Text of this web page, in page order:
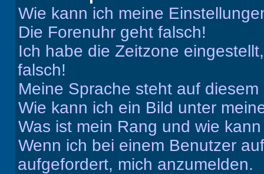
Wie kann ich meine
Die Forenuhr geht falsch!
Ich habe die Zeitzone
falsch!
Meine Sprache steht auf
Wie kann ich ein Bild unter
Was ist mein Rang und wie
Wenn ich bei einem Benutzer
aufgefordert, mich anzumelden.